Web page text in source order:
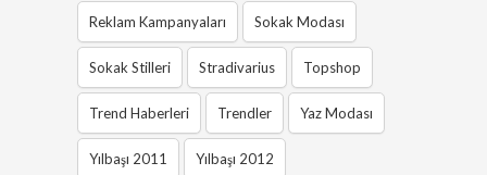
Reklam Kampanyaları Sokak Modası
Sokak Stilleri Stradivarius Topshop
Trend Haberleri Trendler Yaz Modası
Yılbaşı 2011 Yılbaşı 2012